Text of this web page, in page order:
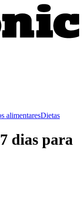
alimentaresDietas
dias para